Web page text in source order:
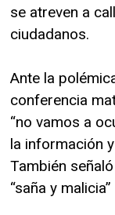
se atreven a
ciudadanos.
Ante la
conferencia
“no vamos a
la información
También
“saña y